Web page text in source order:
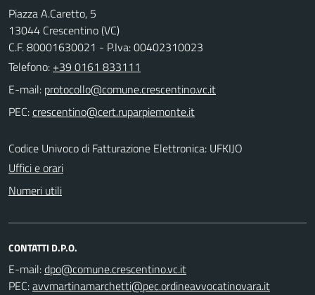
Piazza A.Caretto, 5
13044 Crescentino (VC)
C.F. 80001630021 - P.Iva: 00402310023
Telefono: +39 0161 833111
E-mail:
PEC:
Codice Univoco di Fatturazione Elettronica: UFKIJO
Uffici e orari
Numeri utili
CONTATTI D.P.O.
E-mail:
PEC: